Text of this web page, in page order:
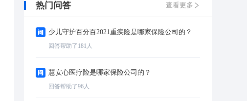
热门问答 查看更多
少儿守护百分百2021重疾险是哪家保险公司的？
回答帮助了 181 人
慧安心医疗险是哪家保险公司的？
回答帮助了96人